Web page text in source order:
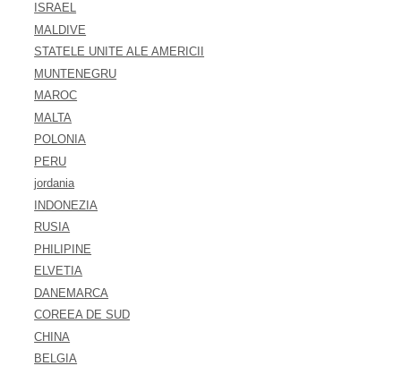
ISRAEL
MALDIVE
STATELE UNITE ALE AMERICII
MUNTENEGRU
MAROC
MALTA
POLONIA
PERU
jordania
INDONEZIA
RUSIA
PHILIPINE
ELVETIA
DANEMARCA
COREEA DE SUD
CHINA
BELGIA